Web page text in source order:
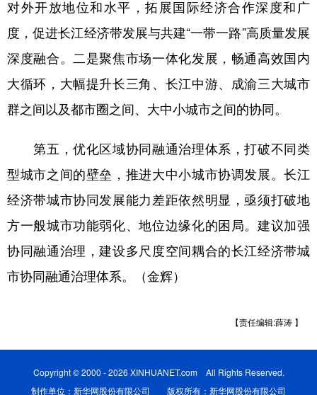
对外开放地位和水平，拓展国际经济合作深度和广
度，促进长江经济带发展与共建“一带一路”高质量发展
深度融合。二是聚焦市场一体化发展，畅通高效国内
大循环，大幅提升长三角、长江中游、成渝三大城市
群之间以及都市圈之间、大中小城市之间的协同。
第五，优化区域协同融通治理体系，打破不同类
型城市之间的壁垒，推进大中小城市协调发展。长江
经济带城市协同发展能力差距依然明显，亟须打破地
方一般城市功能弱化、地位边缘化的困局。建议加强
协同融通治理，建设多尺度空间耦合的长江经济带城
市协同融通治理体系。（金辉）
【责任编辑:薛涛 】
Copyright © 2000 - 2026 XINHUANET.com All Rights Reserved.
制作单位：新华网股份有限公司 版权所有：新华网股份有限公司